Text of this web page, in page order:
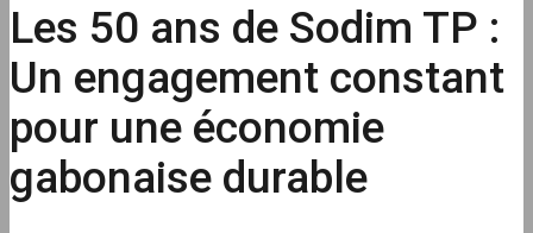
Les 50 ans de Sodim TP :
Un engagement constant
pour une économie
gabonaise durable